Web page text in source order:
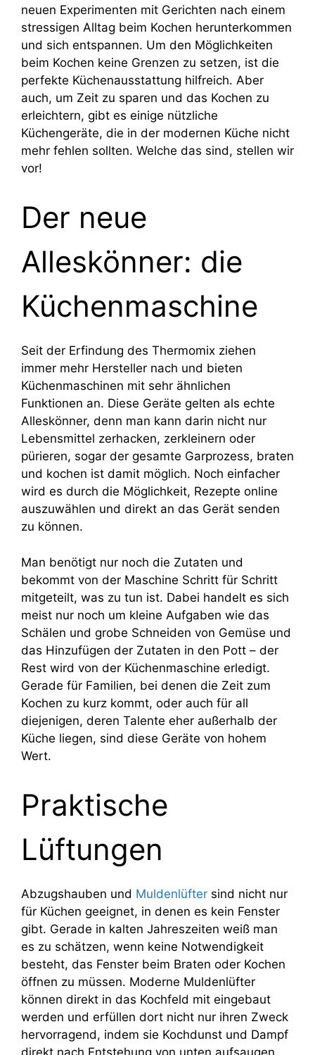
neuen Experimenten mit Gerichten nach einem
stressigen Alltag beim Kochen herunterkommen
und sich entspannen. Um den Möglichkeiten
beim Kochen keine Grenzen zu setzen, ist die
perfekte Küchenausstattung hilfreich. Aber
auch, um Zeit zu sparen und das Kochen zu
erleichtern, gibt es einige nützliche
Küchengeräte, die in der modernen Küche nicht
mehr fehlen sollten. Welche das sind, stellen wir
vor!
Der neue
Alleskönner: die
Küchenmaschine
Seit der Erfindung des Thermomix ziehen
immer mehr Hersteller nach und bieten
Küchenmaschinen mit sehr ähnlichen
Funktionen an. Diese Geräte gelten als echte
Alleskönner, denn man kann darin nicht nur
Lebensmittel zerhacken, zerkleinern oder
pürieren, sogar der gesamte Garprozess, braten
und kochen ist damit möglich. Noch einfacher
wird es durch die Möglichkeit, Rezepte online
auszuwählen und direkt an das Gerät senden
zu können.
Man benötigt nur noch die Zutaten und
bekommt von der Maschine Schritt für Schritt
mitgeteilt, was zu tun ist. Dabei handelt es sich
meist nur noch um kleine Aufgaben wie das
Schälen und grobe Schneiden von Gemüse und
das Hinzufügen der Zutaten in den Pott – der
Rest wird von der Küchenmaschine erledigt.
Gerade für Familien, bei denen die Zeit zum
Kochen zu kurz kommt, oder auch für all
diejenigen, deren Talente eher außerhalb der
Küche liegen, sind diese Geräte von hohem
Wert.
Praktische
Lüftungen
Abzugshauben und Muldenlüfter sind nicht nur
für Küchen geeignet, in denen es kein Fenster
gibt. Gerade in kalten Jahreszeiten weiß man
es zu schätzen, wenn keine Notwendigkeit
besteht, das Fenster beim Braten oder Kochen
öffnen zu müssen. Moderne Muldenlüfter
können direkt in das Kochfeld mit eingebaut
werden und erfüllen dort nicht nur ihren Zweck
hervorragend, indem sie Kochdunst und Dampf